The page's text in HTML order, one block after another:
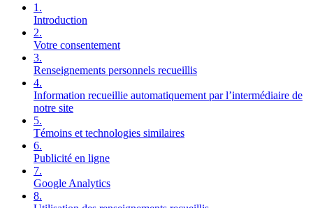
1.
Introduction
2.
Votre consentement
3.
Renseignements personnels recueillis
4.
Information recueillie automatiquement par l’intermédiaire de
notre site
5.
Témoins et technologies similaires
6.
Publicité en ligne
7.
Google Analytics
8.